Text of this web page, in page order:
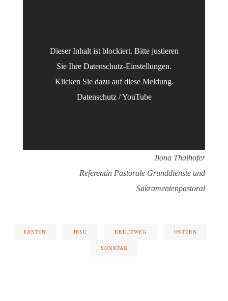
Dieser Inhalt ist blockiert. Bitte justieren
Sie Ihre Datenschutz-Einstellungen.
Klicken Sie dazu auf diese Meldung.
Datenschutz/YouTube
Ilona Thalhofer
Referentin Pastorale Grunddienste und
Sakramentenpastoral
FASTEN JESU KREUZWEG OSTERN
SONNTAG